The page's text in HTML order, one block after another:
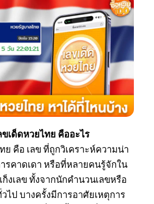
ขเด็ดหวยไทย คืออะไร
ย คือ เลข ที่ถูกวิเคราะห์ความน่า
รคาดเดา หรือที่หลายคนรู้จักใน
ก็งเลข ทั้งจากนักคำนวนเลขหรือ
ไป บางครั้งมีการอาศัยเหตุการ